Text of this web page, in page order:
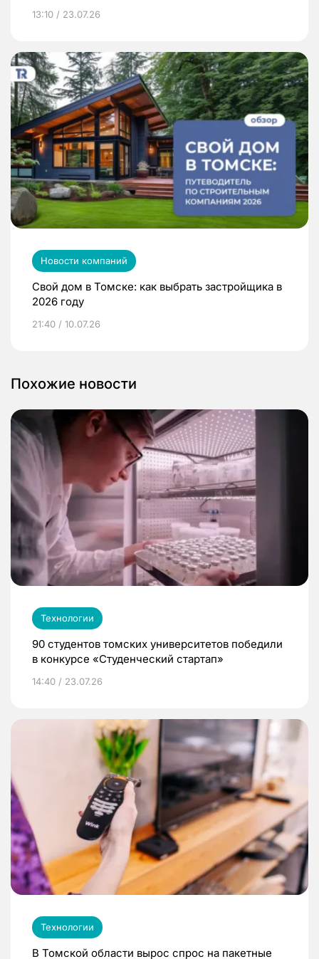
13:10 / 23.07.26
Новости компаний
Свой дом в Томске: как выбрать застройщика в
2026 году
21:40 / 10.07.26
Похожие новости
Технологии
90 студентов томских университетов победили
в конкурсе «Студенческий стартап»
14:40 / 23.07.26
Технологии
В Томской области вырос спрос на пакетные